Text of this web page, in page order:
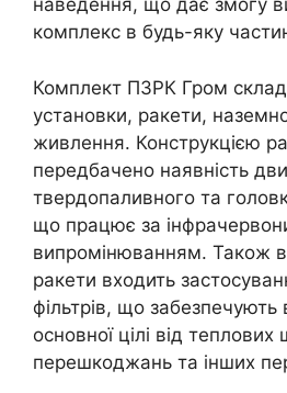
наведення, що дає змогу
комплекс в будь-яку
Комплект ПЗРК Гром
установки, ракети,
живлення. Конструкцією
передбачено наявність
твердопаливного та
що працює за
випромінюванням. Також в
ракети входить
фільтрів, що забезпечують
основної цілі від теплових
перешкоджань та інших